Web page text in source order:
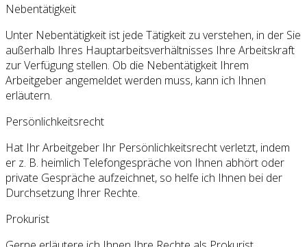
Nebentätigkeit
Unter Nebentätigkeit ist jede Tätigkeit zu verstehen, in der Sie
außerhalb Ihres Hauptarbeitsverhältnisses Ihre Arbeitskraft
zur Verfügung stellen. Ob die Nebentätigkeit Ihrem
Arbeitgeber angemeldet werden muss, kann ich Ihnen
erläutern.
Persönlichkeitsrecht
Hat Ihr Arbeitgeber Ihr Persönlichkeitsrecht verletzt, indem
er z. B. heimlich Telefongespräche von Ihnen abhört oder
private Gespräche aufzeichnet, so helfe ich Ihnen bei der
Durchsetzung Ihrer Rechte.
Prokurist